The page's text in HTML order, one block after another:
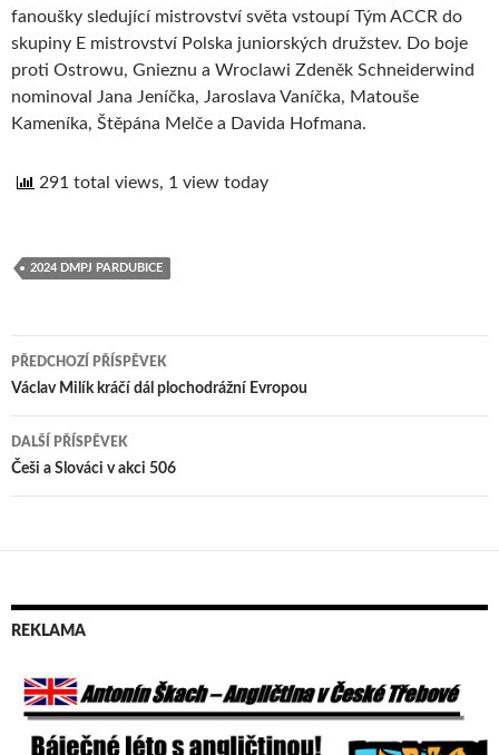
fanoušky sledující mistrovství světa vstoupí Tým ACCR do
skupiny E mistrovství Polska juniorských družstev. Do boje
proti Ostrowu, Gnieznu a Wroclawi Zdeněk Schneiderwind
nominoval Jana Jeníčka, Jaroslava Vaníčka, Matouše
Kameníka, Štěpána Melče a Davida Hofmana.
291 total views, 1 view today
2024 DMPJ PARDUBICE
Navigace
pro
příspěvek
PŘEDCHOZÍ PŘÍSPĚVEK
Václav Milík kráčí dál plochodrážní Evropou
DALŠÍ PŘÍSPĚVEK
Češi a Slováci v akci 506
REKLAMA